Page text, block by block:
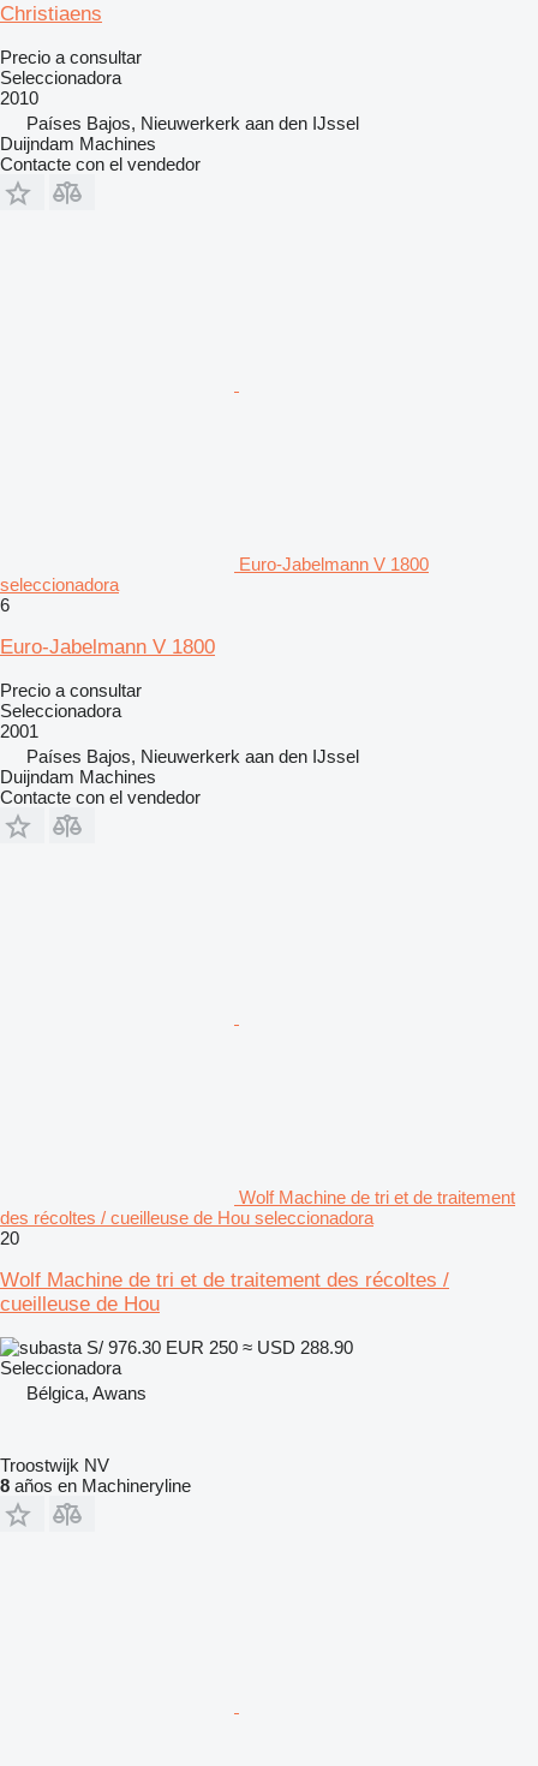
Christiaens
Precio a consultar
Seleccionadora
2010
Países Bajos, Nieuwerkerk aan den IJssel
Duijndam Machines
Contacte con el vendedor
Euro-Jabelmann V 1800
seleccionadora
6
Euro-Jabelmann V 1800
Precio a consultar
Seleccionadora
2001
Países Bajos, Nieuwerkerk aan den IJssel
Duijndam Machines
Contacte con el vendedor
Wolf Machine de tri et de traitement
des récoltes / cueilleuse de Hou seleccionadora
20
Wolf Machine de tri et de traitement des récoltes /
cueilleuse de Hou
S/ 976.30 EUR 250 ≈ USD 288.90
Seleccionadora
Bélgica, Awans
Troostwijk NV
8 años en Machineryline